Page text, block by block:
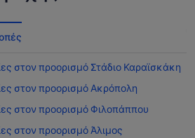
στον προορισμό Στάδιο Καραϊσκάκη
στον προορισμό Ακρόπολη
στον προορισμό Φιλοπάππου
στον προορισμό Άλιμος